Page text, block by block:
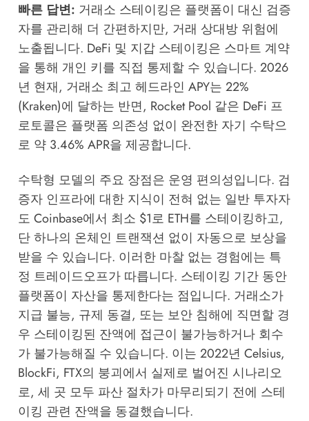
빠른 답변: 거래소 스테이킹은 플랫폼이 대신 검증
자를 관리해 더 간편하지만, 거래 상대방 위험에
노출됩니다. DeFi 및 지갑 스테이킹은 스마트 계약
을 통해 개인 키를 직접 통제할 수 있습니다. 2026
년 현재, 거래소 최고 헤드라인 APY는 22%
(Kraken)에 달하는 반면, Rocket Pool 같은 DeFi 프
로토콜은 플랫폼 의존성 없이 완전한 자기 수탁으
로 약 3.46% APR을 제공합니다.
수탁형 모델의 주요 장점은 운영 편의성입니다. 검
증자 인프라에 대한 지식이 전혀 없는 일반 투자자
도 Coinbase에서 최소 $1로 ETH를 스테이킹하고,
단 하나의 온체인 트랜잭션 없이 자동으로 보상을
받을 수 있습니다. 이러한 마찰 없는 경험에는 특
정 트레이드오프가 따릅니다. 스테이킹 기간 동안
플랫폼이 자산을 통제한다는 점입니다. 거래소가
지급 불능, 규제 동결, 또는 보안 침해에 직면할 경
우 스테이킹된 잔액에 접근이 불가능하거나 회수
가 불가능해질 수 있습니다. 이는 2022년 Celsius,
BlockFi, FTX의 붕괴에서 실제로 벌어진 시나리오
로, 세 곳 모두 파산 절차가 마무리되기 전에 스테
이킹 관련 잔액을 동결했습니다.